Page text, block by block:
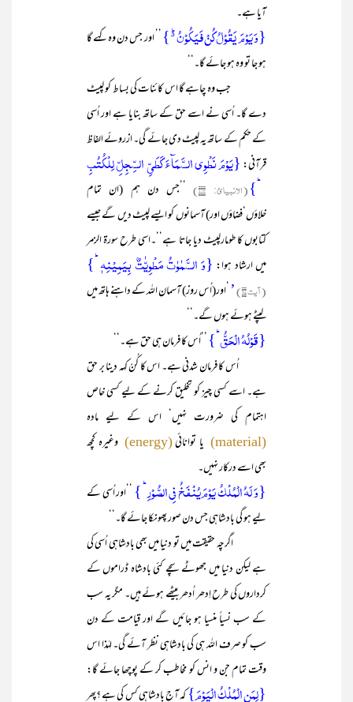
آیا ہے۔
{وَ یَوۡمَ یَقُوۡلُ کُنۡ فَیَکُوۡنُ ۬ؕ } ’’ اور جس دن وہ کہے گا
ہو جا تو وہ ہو جائے گا۔‘‘
جب وہ چاہے گا اس کائنات کی بساط کو لپیٹ
دے گا۔ اُسی نے اسے حق کے ساتھ بنایا ہے اور اُسی
کے حکم کے ساتھ یہ لپیٹ دی جائے گی۔ ازروئے الفاظ
قرآنی:{یَوۡمَ نَطۡوِی السَّمَآءَ کَطَیِّ السِّجِلِّ لِلۡکُتُبِ
ؕ}(الانبیائ: ۱۰۴)
’’جس دن ہم (ان تمام
خلاؤں‘فضاؤں اور) آسمانوں کو ایسے لپیٹ دیں گے جیسے
کتابوں کا طومارلپیٹ دیا جاتا ہے‘‘۔اسی طرح سورۃ الزمر
میں ارشاد ہوا: {وَ السَّمٰوٰتُ مَطۡوِیّٰتٌۢ بِیَمِیۡنِہٖ ؕ}
(آیت ۶۷) ’ ’اور(اُس روز) آسمان اللہ کے داہنے ہاتھ میں
لپٹے ہوئے ہوں گے۔‘‘
{قَوۡلُہُ الۡحَقُّ ؕ} ’’اُس کا فرمان ہی حق ہے۔‘‘
اُس کا فرمان شدنی ہے۔ اس کا کُنْ کہہ دینا بر حق
ہے۔ اسے کسی چیز کو تخلیق کرنے کے لیے کسی خاص
اہتمام کی ضرورت نہیں‘ اس کے لیے مادہ
(material) یا توانائی(energy)
وغیرہ کچھ
بھی اسے درکار نہیں۔
{وَ لَہُ الۡمُلۡکُ یَوۡمَ یُنۡفَخُ فِی الصُّوۡرِ ؕ } ’’اور اُسی کے
لیے ہو گی بادشاہی جس دن صور پھونکا جائے گا۔‘‘
اگرچہ حقیقت میں تو دنیا میں بھی بادشاہی اُسی کی
ہے لیکن دنیا میں جھوٹے سچے کئی بادشاہ ڈراموں کے
کرداروں کی طرح اِدھر اُدھر بیٹھے ہوئے ہیں۔ مگر یہ سب
کے سب نسیاً منسیا ہو جائیں گے اور قیامت کے دن
سب کو صرف اللہ ہی کی بادشاہی نظر آئے گی۔ لہٰذا اس
وقت تمام جن و انس کو مخاطب کر کے پوچھا جائے گا:
{لِمَنِ الۡمُلۡکُ الۡیَوۡمَ}کہ آج بادشاہی کس کی ہے ؟پھر